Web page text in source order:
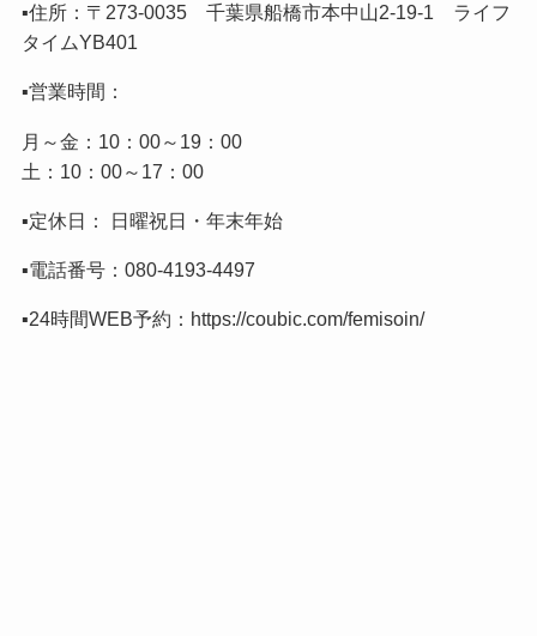
▪️住所：〒273-0035 千葉県船橋市本中山2-19-1 ライフ
タイムYB401
▪️営業時間：
月～金：10：00～19：00
土：10：00～17：00
▪️定休日： 日曜祝日・年末年始
▪️電話番号： 080-4193-4497
▪️24時間WEB予約： https://coubic.com/femisoin/